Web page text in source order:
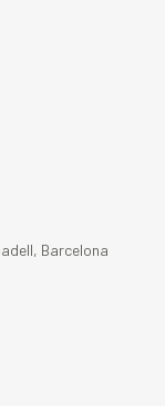
Barcelona